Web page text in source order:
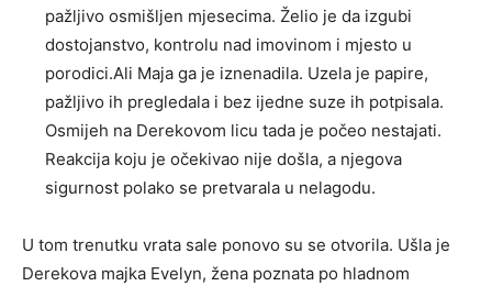
pažljivo osmišljen mjesecima. Želio je da izgubi
dostojanstvo, kontrolu nad imovinom i mjesto u
porodici.Ali Maja ga je iznenadila. Uzela je papire,
pažljivo ih pregledala i bez ijedne suze ih potpisala.
Osmijeh na Derekovom licu tada je počeo nestajati.
Reakcija koju je očekivao nije došla, a njegova
sigurnost polako se pretvarala u nelagodu.
U tom trenutku vrata sale ponovo su se otvorila. Ušla je
Derekova majka Evelyn, žena poznata po hladnom